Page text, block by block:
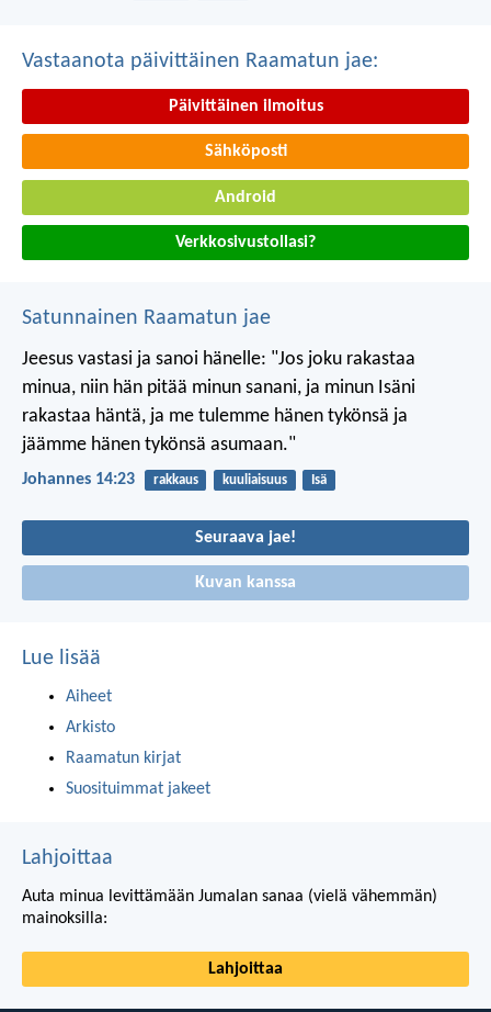
Vastaanota päivittäinen Raamatun jae:
Päivittäinen ilmoitus
Sähköposti
Android
Verkkosivustollasi?
Satunnainen Raamatun jae
Jeesus vastasi ja sanoi hänelle: "Jos joku rakastaa
minua, niin hän pitää minun sanani, ja minun Isäni
rakastaa häntä, ja me tulemme hänen tykönsä ja
jäämme hänen tykönsä asumaan."
Johannes 14:23 rakkaus kuuliaisuus Isä
Seuraava jae!
Kuvan kanssa
Lue lisää
Aiheet
Arkisto
Raamatun kirjat
Suosituimmat jakeet
Lahjoittaa
Auta minua levittämään Jumalan sanaa (vielä vähemmän)
mainoksilla:
Lahjoittaa